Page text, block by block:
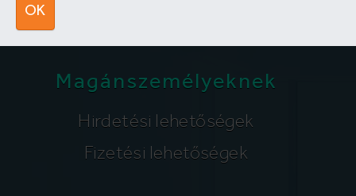
OK
Magánszemélyeknek
Hirdetési lehetőségek
Fizetési lehetőségek